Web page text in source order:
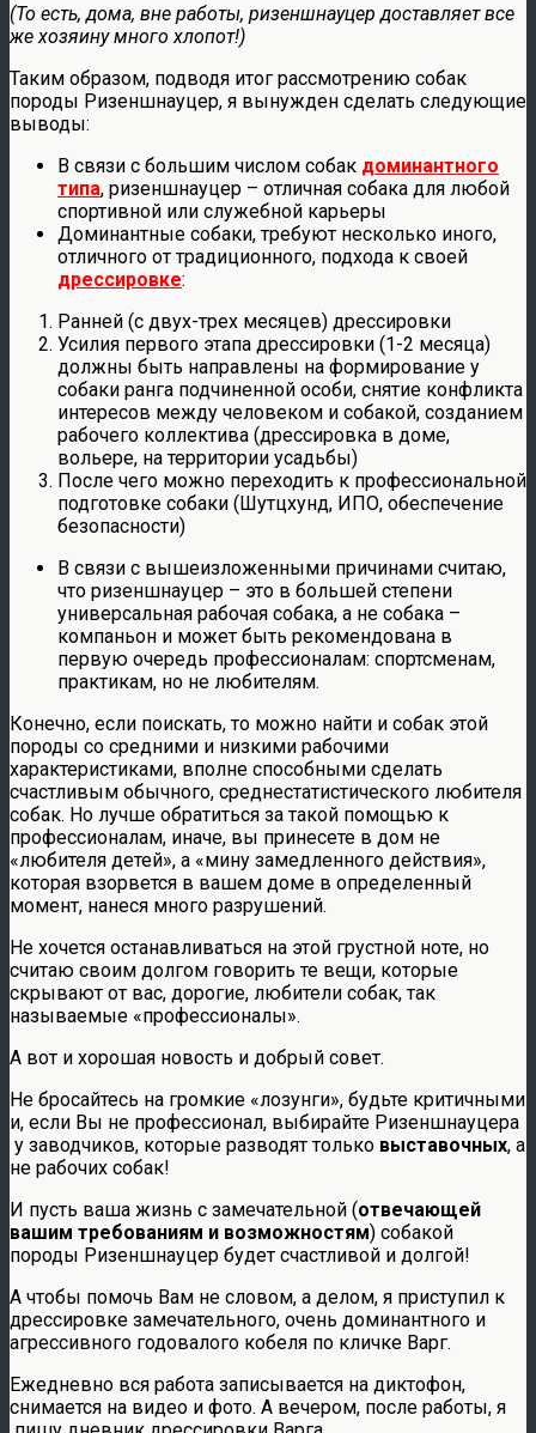
(То есть, дома, вне работы, ризеншнауцер доставляет все
же хозяину много хлопот!)
Таким образом, подводя итог рассмотрению собак
породы Ризеншнауцер, я вынужден сделать следующие
выводы:
В связи с большим числом собак доминантного
типа, ризеншнауцер – отличная собака для любой
спортивной или служебной карьеры
Доминантные собаки, требуют несколько иного,
отличного от традиционного, подхода к своей
дрессировке:
Ранней (с двух-трех месяцев) дрессировки
Усилия первого этапа дрессировки (1-2 месяца)
должны быть направлены на формирование у
собаки ранга подчиненной особи, снятие конфликта
интересов между человеком и собакой, созданием
рабочего коллектива (дрессировка в доме,
вольере, на территории усадьбы)
После чего можно переходить к профессиональной
подготовке собаки (Шутцхунд, ИПО, обеспечение
безопасности)
В связи с вышеизложенными причинами считаю,
что ризеншнауцер – это в большей степени
универсальная рабочая собака, а не собака –
компаньон и может быть рекомендована в
первую очередь профессионалам: спортсменам,
практикам, но не любителям.
Конечно, если поискать, то можно найти и собак этой
породы со средними и низкими рабочими
характеристиками, вполне способными сделать
счастливым обычного, среднестатистического любителя
собак. Но лучше обратиться за такой помощью к
профессионалам, иначе, вы принесете в дом не
«любителя детей», а «мину замедленного действия»,
которая взорвется в вашем доме в определенный
момент, нанеся много разрушений.
Не хочется останавливаться на этой грустной ноте, но
считаю своим долгом говорить те вещи, которые
скрывают от вас, дорогие, любители собак, так
называемые «профессионалы».
А вот и хорошая новость и добрый совет.
Не бросайтесь на громкие «лозунги», будьте критичными
и, если Вы не профессионал, выбирайте Ризеншнауцера
у заводчиков, которые разводят только выставочных, а
не рабочих собак!
И пусть ваша жизнь с замечательной (отвечающей
вашим требованиям и возможностям) собакой
породы Ризеншнауцер будет счастливой и долгой!
А чтобы помочь Вам не словом, а делом, я приступил к
дрессировке замечательного, очень доминантного и
агрессивного годовалого кобеля по кличке Варг.
Ежедневно вся работа записывается на диктофон,
снимается на видео и фото. А вечером, после работы, я